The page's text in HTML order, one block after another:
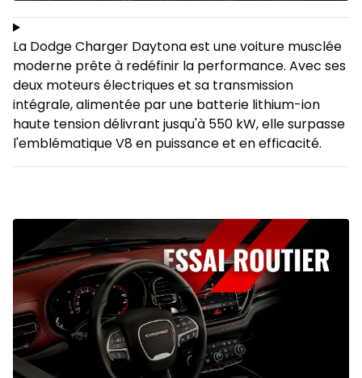
La Dodge Charger Daytona est une voiture musclée
moderne prête à redéfinir la performance. Avec ses
deux moteurs électriques et sa transmission
intégrale, alimentée par une batterie lithium-ion
haute tension délivrant jusqu'à 550 kW, elle surpasse
l'emblématique V8 en puissance et en efficacité.